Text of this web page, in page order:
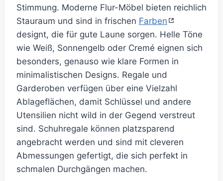
Stimmung. Moderne Flur-Möbel bieten reichlich
Stauraum und sind in frischen Farben
designt, die für gute Laune sorgen. Helle Töne
wie Weiß, Sonnengelb oder Cremé eignen sich
besonders, genauso wie klare Formen in
minimalistischen Designs. Regale und
Garderoben verfügen über eine Vielzahl
Ablageflächen, damit Schlüssel und andere
Utensilien nicht wild in der Gegend verstreut
sind. Schuhregale können platzsparend
angebracht werden und sind mit cleveren
Abmessungen gefertigt, die sich perfekt in
schmalen Durchgängen machen.